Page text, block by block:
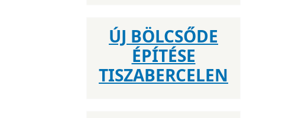
ÚJ BÖLCSŐDE
ÉPÍTÉSE
TISZABERCELEN